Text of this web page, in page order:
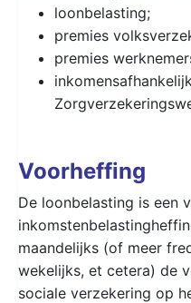
loonbelasting;
premies
premies
Voorheffing
De loonbelasting is een
maandelijks (of meer
wekelijks, et cetera) de
sociale verzekering op